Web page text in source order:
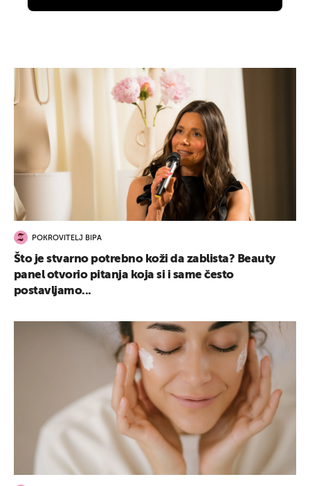
POKROVITELJ BIPA
Što je stvarno potrebno koži da zablista? Beauty
panel otvorio pitanja koja si i same često
postavljamo...